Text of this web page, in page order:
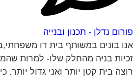
נדלן - תכנון ובנייה
בונים במשותף בית דו
בניה מהחלק שלו- למרות
בית קטן יותר ואני גדול יותר.